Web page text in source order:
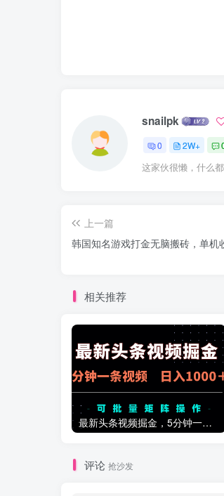
snailpk
0 2W+
这家伙很懒，什么
上一篇
韩国知名游戏打金无脑搬砖，单机
相关推荐
最新头条视频掘金，5分钟一条视频，日入1000＋！可矩阵批量操作
评论 抢沙发